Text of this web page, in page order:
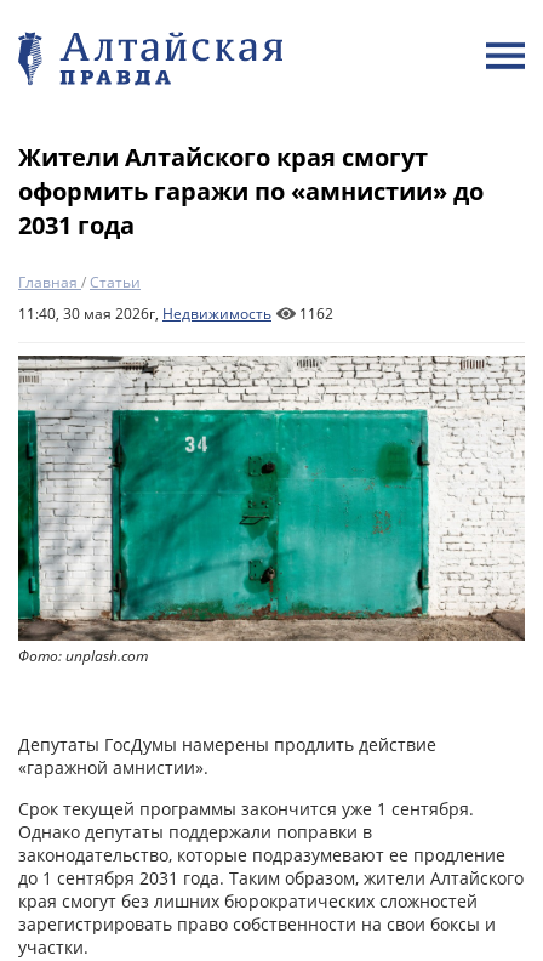
Жители Алтайского края смогут
оформить гаражи по «амнистии» до
2031 года
Главная /Статьи
11:40, 30 мая 2026г, Недвижимость 1162
Фото: unplash.com
Депутаты ГосДумы намерены продлить действие
«гаражной амнистии».
Срок текущей программы закончится уже 1 сентября.
Однако депутаты поддержали поправки в
законодательство, которые подразумевают ее продление
до 1 сентября 2031 года. Таким образом, жители Алтайского
края смогут без лишних бюрократических сложностей
зарегистрировать право собственности на свои боксы и
участки.